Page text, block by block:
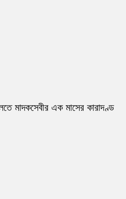
মাদকসেবীর এক মাসের কারাদণ্ড